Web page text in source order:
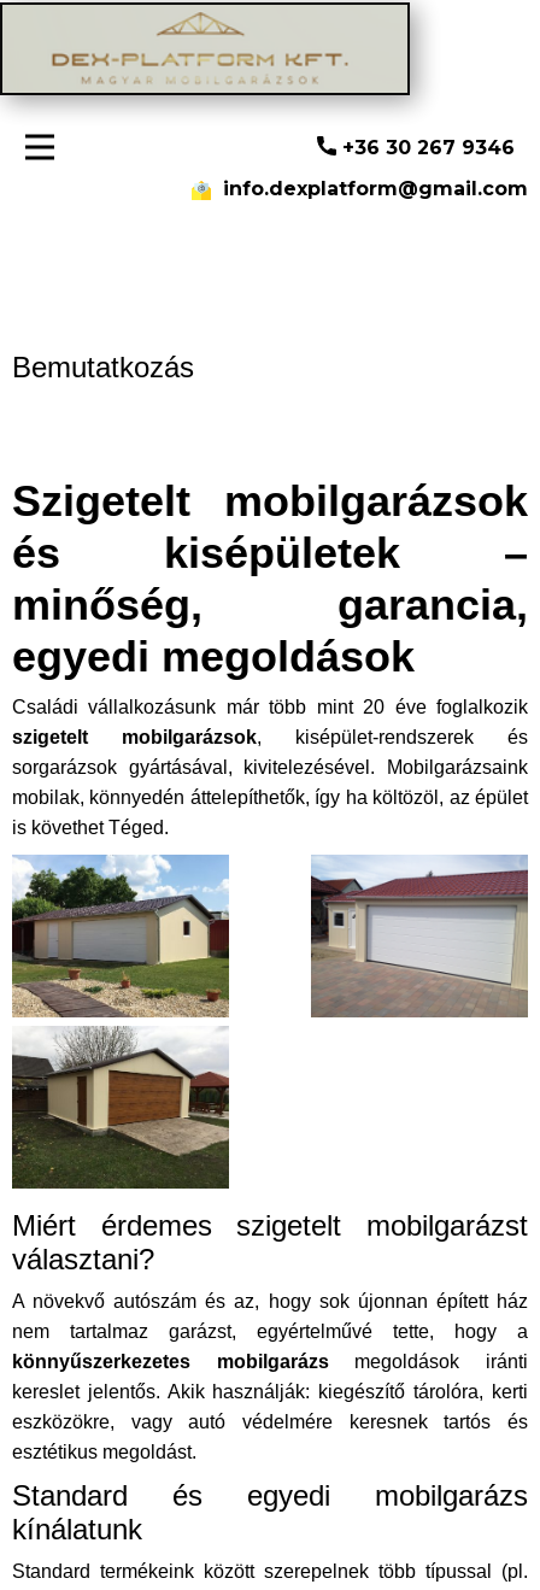
+36 30 267 9346
info.dexplatform@gmail.com
Bemutatkozás
Szigetelt mobilgarázsok
és kisépületek –
minőség, garancia,
egyedi megoldások
Családi vállalkozásunk már több mint 20 éve foglalkozik
szigetelt mobilgarázsok, kisépület-rendszerek és
sorgarázsok gyártásával, kivitelezésével. Mobilgarázsaink
mobilak, könnyedén áttelepíthetők, így ha költözöl, az épület
is követhet Téged.
Miért érdemes szigetelt mobilgarázst
választani?
A növekvő autószám és az, hogy sok újonnan épített ház
nem tartalmaz garázst, egyértelművé tette, hogy a
könnyűszerkezetes mobilgarázsmegoldások iránti
kereslet jelentős. Akik használják: kiegészítő tárolóra, kerti
eszközökre, vagy autó védelmére keresnek tartós és
esztétikus megoldást.
Standard és egyedi mobilgarázs
kínálatunk
Standard termékeink között szerepelnek több típussal (pl.